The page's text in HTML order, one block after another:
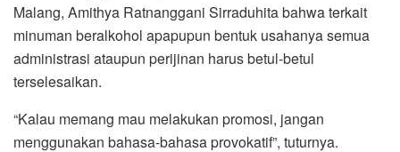
Malang, Amithya Ratnanggani Sirraduhita bahwa terkait
minuman beralkohol apapupun bentuk usahanya semua
administrasi ataupun perijinan harus betul-betul
terselesaikan.
“Kalau memang mau melakukan promosi, jangan
menggunakan bahasa-bahasa provokatif”, tuturnya.